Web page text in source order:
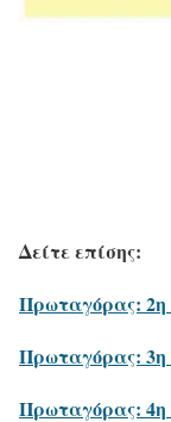
Δείτε επίσης:
Πρωταγόρας: 2η
Πρωταγόρας: 3η
Πρωταγόρας: 4η